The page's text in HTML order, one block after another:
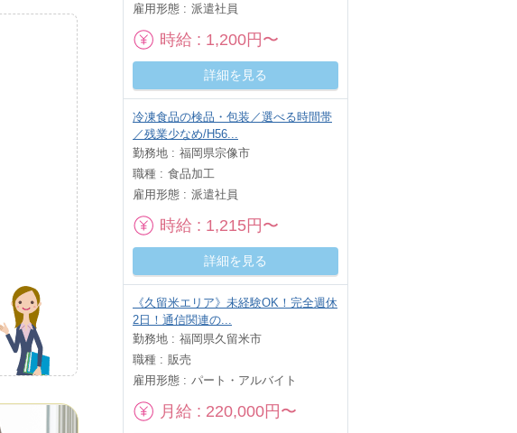
雇用形態
派遣社員
時給 1,200円〜
詳細を見る
冷凍食品の検品・包装／選べる時間帯
／残業少なめ/H56...
勤務地
福岡県宗像市
職種
食品加工
雇用形態
派遣社員
時給 1,215円〜
詳細を見る
《久留米エリア》未経験OK！完全週休
2日！通信関連の...
勤務地
福岡県久留米市
職種
販売
雇用形態
パート・アルバイト
月給 220,000円〜